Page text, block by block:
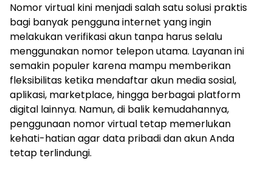
Nomor virtual kini menjadi salah satu solusi praktis
bagi banyak pengguna internet yang ingin
melakukan verifikasi akun tanpa harus selalu
menggunakan nomor telepon utama. Layanan ini
semakin populer karena mampu memberikan
fleksibilitas ketika mendaftar akun media sosial,
aplikasi, marketplace, hingga berbagai platform
digital lainnya. Namun, di balik kemudahannya,
penggunaan nomor virtual tetap memerlukan
kehati-hatian agar data pribadi dan akun Anda
tetap terlindungi.